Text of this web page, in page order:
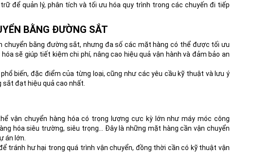
để quản lý, phân tích và tối ưu hóa quy trình trong các chuyến đi tiếp
BẰNG ĐƯỜNG SẮT
chuyển bằng đường sắt, nhưng đa số các mặt hàng có thể được tối ưu
sẽ giúp tiết kiệm chi phí, nâng cao hiệu quả vận hành và đảm bảo an
biến, đặc điểm của từng loại, cũng như các yêu cầu kỹ thuật và lưu ý
sắt đạt hiệu quả cao nhất.
vận chuyển hàng hóa có trọng lượng cực kỳ lớn như máy móc công
hóa siêu trường, siêu trọng… Đây là những mặt hàng cần vận chuyển
án lớn.
tránh hư hại trong quá trình vận chuyển, đồng thời cần có kỹ thuật vận